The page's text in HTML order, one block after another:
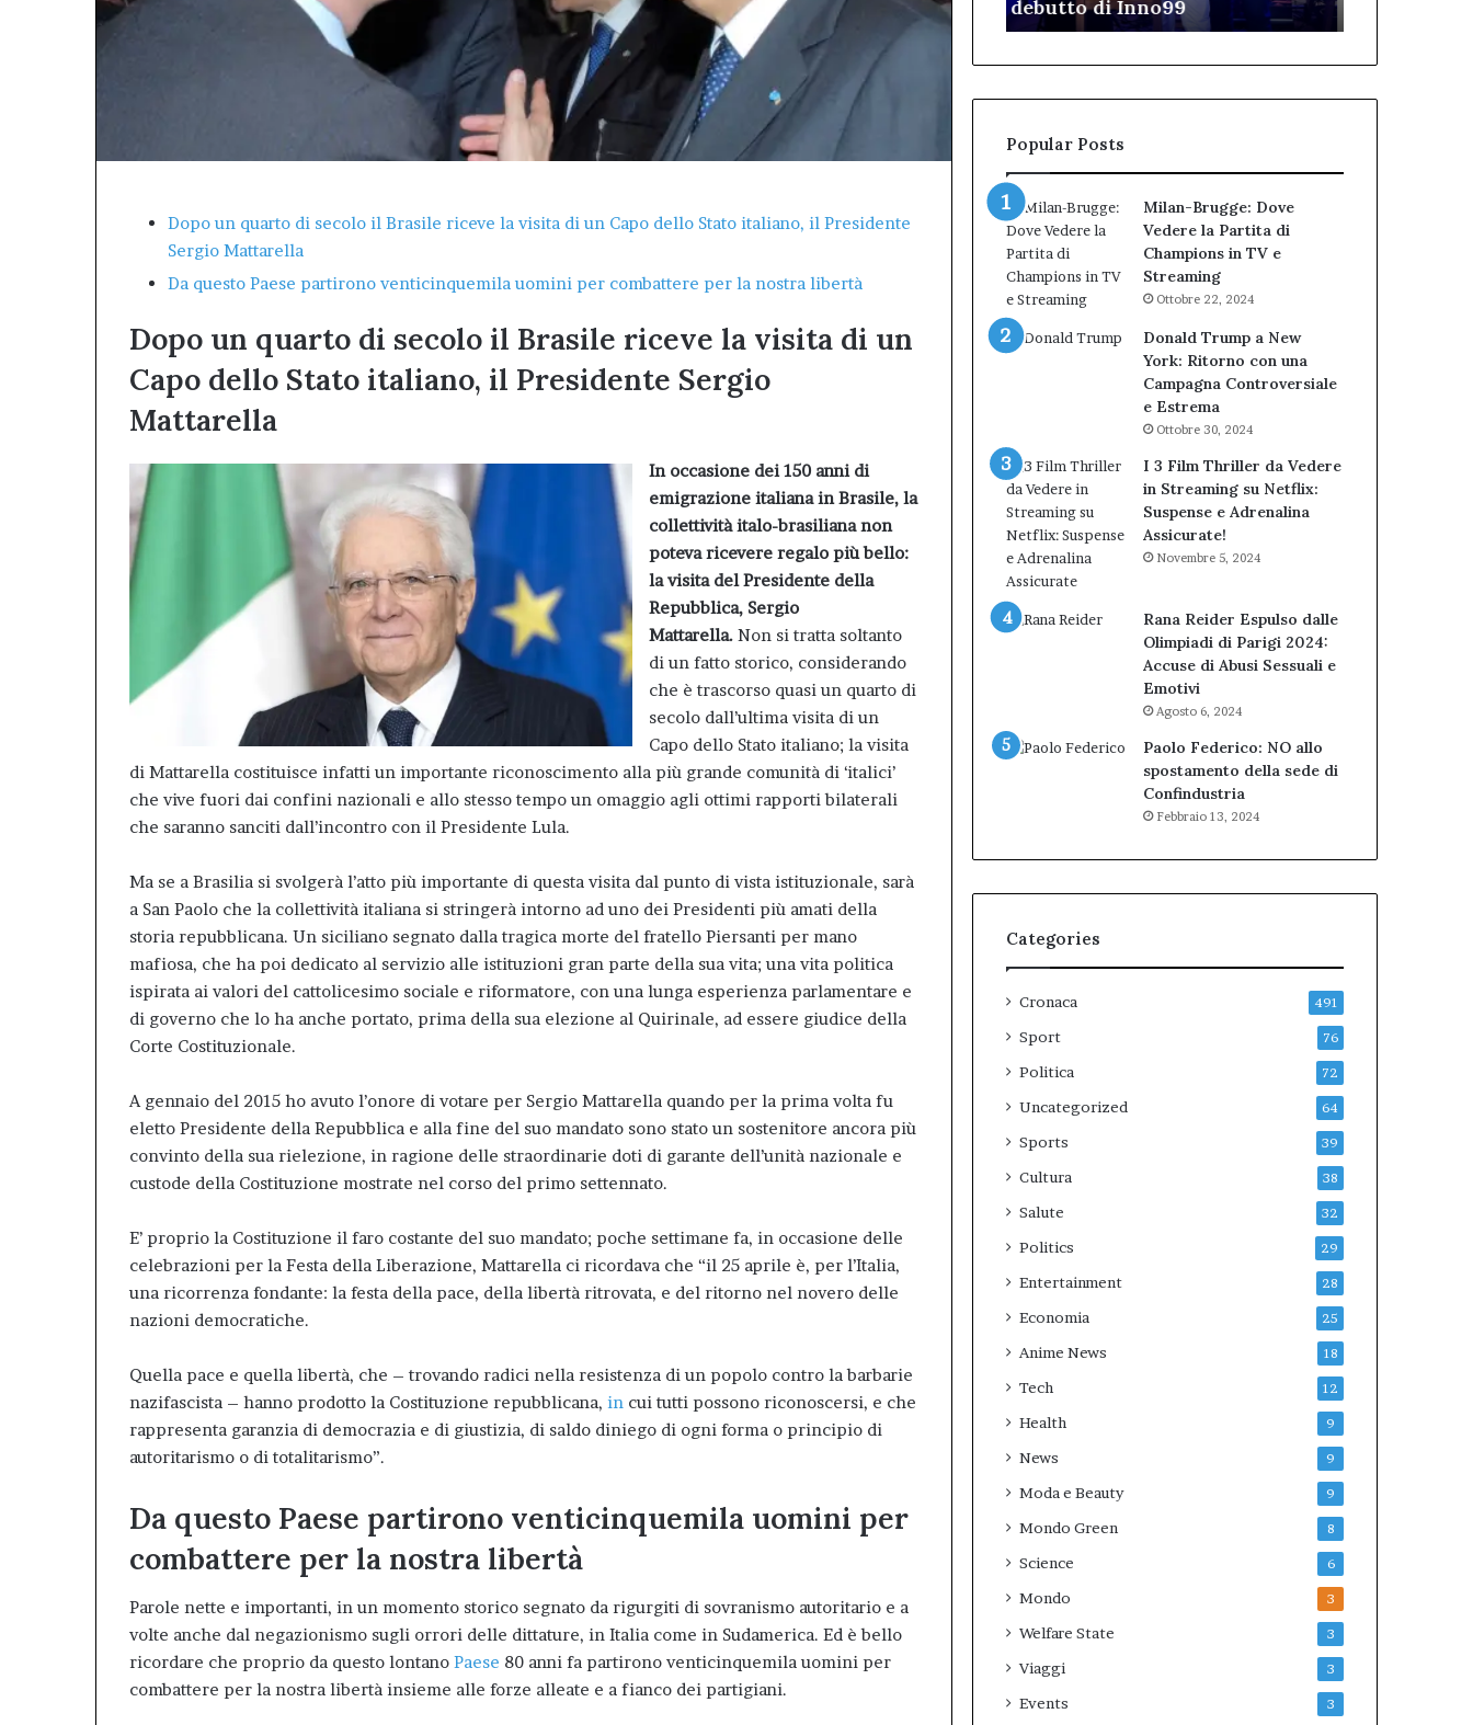
Dopo un quarto di secolo il Brasile riceve la visita di un Capo dello Stato italiano, il Presidente
Sergio Mattarella
Da questo Paese partirono venticinquemila uomini per combattere per la nostra libertà
Dopo un quarto di secolo il Brasile riceve la visita di un
Capo dello Stato italiano, il Presidente Sergio
Mattarella
In occasione dei 150 anni di
emigrazione italiana in Brasile, la
collettività italo-brasiliana non
poteva ricevere regalo più bello:
la visita del Presidente della
Repubblica, Sergio
Mattarella. Non si tratta soltanto
di un fatto storico, considerando
che è trascorso quasi un quarto di
secolo dall’ultima visita di un
Capo dello Stato italiano; la visita
di Mattarella costituisce infatti un importante riconoscimento alla più grande comunità di ‘italici’
che vive fuori dai confini nazionali e allo stesso tempo un omaggio agli ottimi rapporti bilaterali
che saranno sanciti dall’incontro con il Presidente Lula.
Ma se a Brasilia si svolgerà l’atto più importante di questa visita dal punto di vista istituzionale, sarà
a San Paolo che la collettività italiana si stringerà intorno ad uno dei Presidenti più amati della
storia repubblicana. Un siciliano segnato dalla tragica morte del fratello Piersanti per mano
mafiosa, che ha poi dedicato al servizio alle istituzioni gran parte della sua vita; una vita politica
ispirata ai valori del cattolicesimo sociale e riformatore, con una lunga esperienza parlamentare e
di governo che lo ha anche portato, prima della sua elezione al Quirinale, ad essere giudice della
Corte Costituzionale.
A gennaio del 2015 ho avuto l’onore di votare per Sergio Mattarella quando per la prima volta fu
eletto Presidente della Repubblica e alla fine del suo mandato sono stato un sostenitore ancora più
convinto della sua rielezione, in ragione delle straordinarie doti di garante dell’unità nazionale e
custode della Costituzione mostrate nel corso del primo settennato.
E’ proprio la Costituzione il faro costante del suo mandato; poche settimane fa, in occasione delle
celebrazioni per la Festa della Liberazione, Mattarella ci ricordava che “il 25 aprile è, per l’Italia,
una ricorrenza fondante: la festa della pace, della libertà ritrovata, e del ritorno nel novero delle
nazioni democratiche.
Quella pace e quella libertà, che – trovando radici nella resistenza di un popolo contro la barbarie
nazifascista – hanno prodotto la Costituzione repubblicana, in cui tutti possono riconoscersi, e che
rappresenta garanzia di democrazia e di giustizia, di saldo diniego di ogni forma o principio di
autoritarismo o di totalitarismo”.
Da questo Paese partirono venticinquemila uomini per
combattere per la nostra libertà
Parole nette e importanti, in un momento storico segnato da rigurgiti di sovranismo autoritario e a
volte anche dal negazionismo sugli orrori delle dittature, in Italia come in Sudamerica. Ed è bello
ricordare che proprio da questo lontano Paese 80 anni fa partirono venticinquemila uomini per
combattere per la nostra libertà insieme alle forze alleate e a fianco dei partigiani.
un
bilancio
positivo,
responsabile,
come
della
città.”.
Inno-
Talk
conquista
L’Aquila:
sala
il
Inno99
debutto di Inno99
dell’amministrazione
Biondi.
del
TAR”
partecipazione
dell’Immaginario
Popular Posts
Milan-Brugge: Dove
Vedere la Partita di
Champions in TV e
Streaming
Ottobre 22, 2024
Donald Trump a New
York: Ritorno con una
Campagna Controversiale
e Estrema
Ottobre 30, 2024
I 3 Film Thriller da Vedere
in Streaming su Netflix:
Suspense e Adrenalina
Assicurate!
Novembre 5, 2024
Rana Reider Espulso dalle
Olimpiadi di Parigi 2024:
Accuse di Abusi Sessuali e
Emotivi
Agosto 6, 2024
Paolo Federico: NO allo
spostamento della sede di
Confindustria
Febbraio 13, 2024
Categories
Cronaca 491
Sport 76
Politica 72
Uncategorized 64
Sports 39
Cultura 38
Salute 32
Politics 29
Entertainment 28
Economia 25
Anime News 18
Tech 12
Health 9
News 9
Moda e Beauty 9
Mondo Green 8
Science 6
Mondo 3
Welfare State 3
Viaggi 3
Events 3